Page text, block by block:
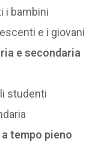
i bambini
e i giovani
e secondaria
studenti
tempo pieno